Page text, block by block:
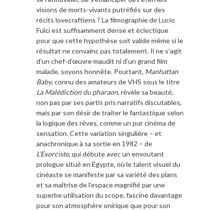
visions de morts-vivants putréfiés sur des
récits lovecraftiens ? La filmographie de Lucio
Fulci est suffisamment dense et éclectique
pour que cette hypothèse soit valide même si le
résultat ne convainc pas totalement. Il ne s’agit
d’un chef-d’œuvre maudit ni d’un grand film
malade, soyons honnête. Pourtant, Manhattan
Baby, connu des amateurs de VHS sous le titre
La Malédiction du pharaon, révèle sa beauté,
non pas par ses partis pris narratifs discutables,
mais par son désir de traiter le fantastique selon
la logique des rêves, comme un pur cinéma de
sensation. Cette variation singulière – et
anachronique à sa sortie en 1982 – de
L’Exorciste, qui débute avec un envoutant
prologue situé en Égypte, où le talent visuel du
cinéaste se manifeste par sa variété des plans
et sa maîtrise de l’espace magnifié par une
superbe utilisation du scope, fascine davantage
pour son atmosphère onirique que pour son